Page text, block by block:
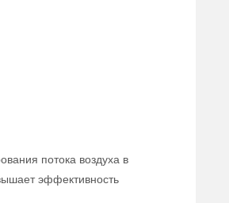
потока воздуха в
эффективность